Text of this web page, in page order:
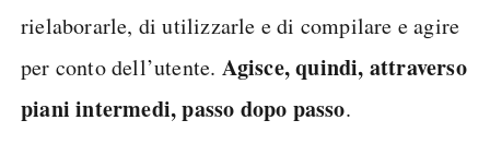
rielaborarle, di utilizzarle e di compilare e agire
per conto dell’utente. Agisce, quindi, attraverso
piani intermedi, passo dopo passo.